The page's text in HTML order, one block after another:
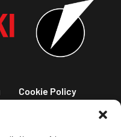
Cookie Policy